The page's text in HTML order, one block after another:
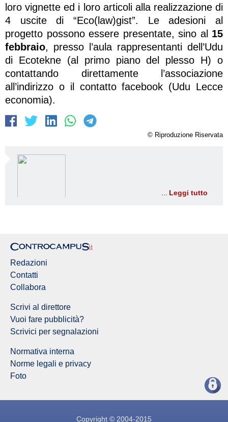
loro vignette ed i loro articoli alla realizzazione di
4 uscite di “Eco(law)gist”. Le adesioni al
progetto possono essere presentate, sino al 15
febbraio, presso l’aula rappresentanti dell’Udu
di Ecotekne (al primo piano del plesso H) o
contattando direttamente l’associazione
all’indirizzo o il contatto facebook (Udu Lecce
economia).
© Riproduzione Riservata
Leggi tutto
Redazioni
Contatti
Collabora
Scrivi al direttore
Vuoi fare pubblicità?
Scrivici per segnalazioni
Normativa interna
Norme legali e privacy
Foto
Copyright © 2004-2015